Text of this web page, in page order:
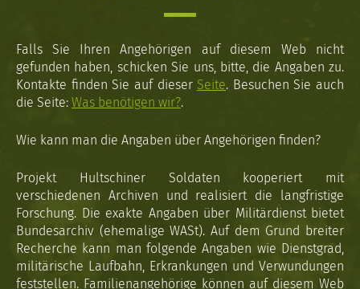
Falls Sie Ihren Angehörigen auf diesem Web nicht
gefunden haben, schicken Sie uns, bitte, die Angaben zu.
Kontakte finden Sie auf dieser Seite. Besuchen Sie auch
die Seite: Was benötigen wir?.
Wie kann man die Angaben über Angehörigen finden?
Projekt Hultschiner Soldaten kooperiert mit
verschiedenen Archiven und realisiert die langfristige
Forschung. Die exakte Angaben über Militärdienst bietet
Bundesarchiv (ehemalige WASt). Auf dem Grund breiter
Recherche kann man folgende Angaben wie Dienstgrad,
militärische Laufbahn, Erkrankungen und Verwundungen
feststellen. Familienangehörige können auf diesem Web